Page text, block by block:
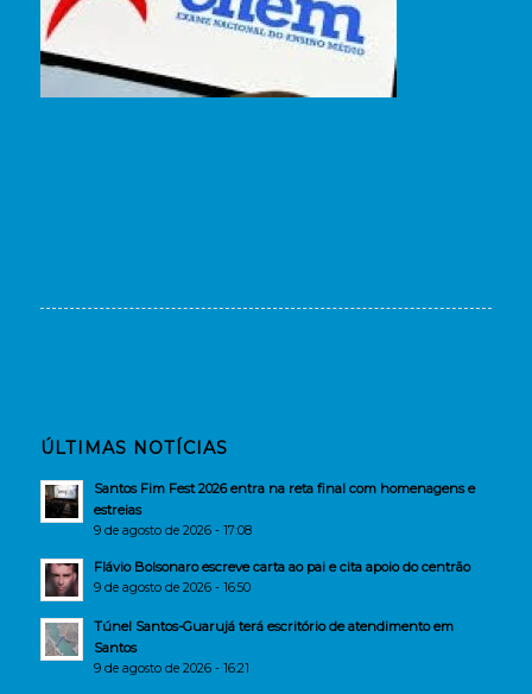
ÚLTIMAS NOTÍCIAS
Santos Fim Fest 2026 entra na reta final com homenagens e
estreias
9 de agosto de 2026 - 17:08
Flávio Bolsonaro escreve carta ao pai e cita apoio do centrão
9 de agosto de 2026 - 16:50
Túnel Santos-Guarujá terá escritório de atendimento em
Santos
9 de agosto de 2026 - 16:21